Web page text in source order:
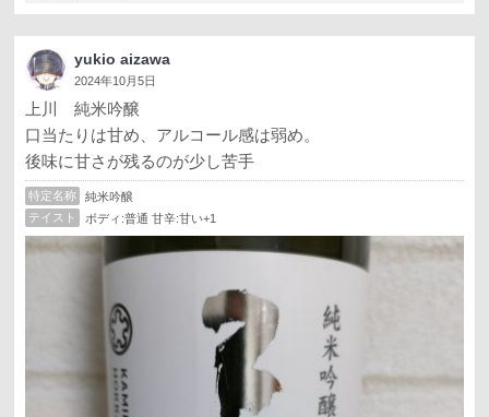
yukio aizawa
2024年10月5日
上川 純米吟醸
口当たりは甘め、アルコール感は弱め。
後味に甘さが残るのが少し苦手
特定名称
純米吟醸
テイスト
ボディ:普通 甘辛:甘い+1